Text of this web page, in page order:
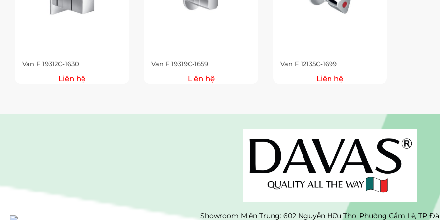
Van F 19312C-1630
Liên hệ
Van F 19319C-1659
Liên hệ
Van F 12135C-1699
Liên hệ
Showroom Miền Trung: 602 Nguyễn Hữu Thọ, Phường Cẩm Lệ, TP